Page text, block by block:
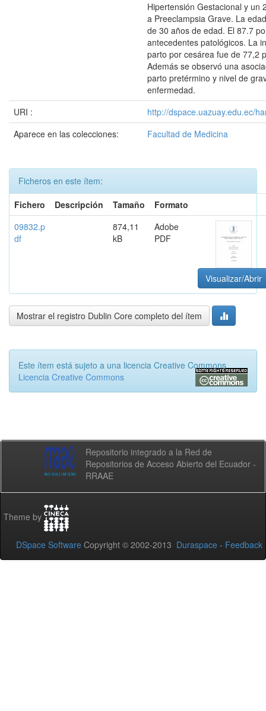
Hipertensión Gestacional y un
a Preeclampsia Grave. La
de 30 años de edad. El 87.7
antecedentes patológicos. La
parto por cesárea fue de 77,2
Además se observó una
parto pretérmino y nivel de
enfermedad.
URI :
http://dspace.uazuay.edu.ec/
Aparece en las colecciones:
Facultad de Medicina
Ficheros en este ítem:
Fichero
Descripción Tamaño
Formato
09832.p
df
874,11
kB
Adobe
PDF
Visualizar/Abrir
Mostrar el registro Dublin Core completo del ítem
Este ítem está sujeto a una licencia Creative Commons
Licencia Creative Commons
Repositorio integrado a la Red de
Repositorios de Acceso Abierto del Ecuador -
RRAAE
Theme by
DSpace Software Copyright © 2002-2013 Duraspace - Feedback